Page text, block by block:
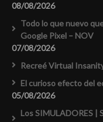
08/08/2026
Todo lo que nuevo
Google Pixel – NOV
07/08/2026
Recreé Virtual
El curioso efecto del
05/08/2026
Los SIMULADORES |